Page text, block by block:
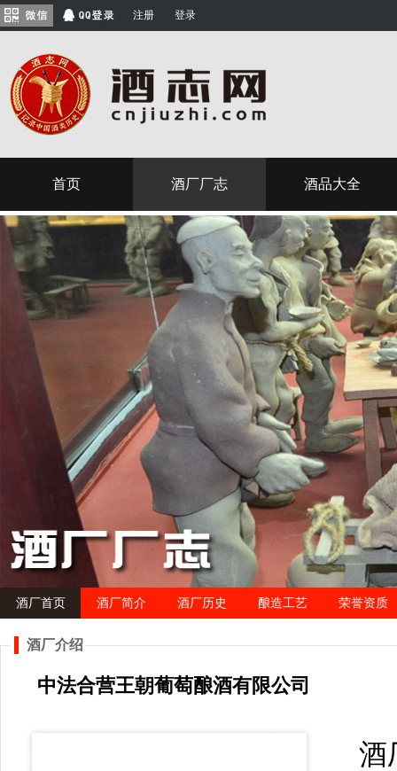
注册 登录
首页 酒厂厂志 酒品大全
酒厂首页 酒厂简介 酒厂历史 酿造工艺 荣誉资质
酒厂介绍
中法合营王朝葡萄酿酒有限公司
酒